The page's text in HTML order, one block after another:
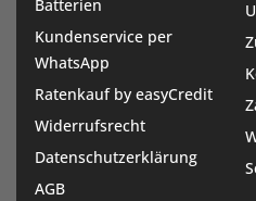
Batterien
Kundenservice per
WhatsApp
Ratenkauf by easyCredit
Widerrufsrecht
Datenschutzerklärung
AGB